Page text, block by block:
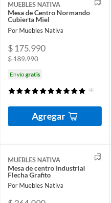
MUEBLES NATIVA
Mesa de Centro Normando
Cubierta Miel
Por Muebles Nativa
$ 175.990
$ 189.990
Envíogratis
(4)
Agregar
MUEBLES NATIVA
Mesa de centro Industrial
Flecha Grafito
Por Muebles Nativa